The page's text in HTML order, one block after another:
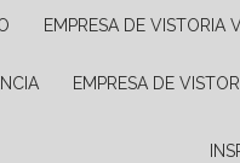
EMPRESA DE
EMPRESA DE